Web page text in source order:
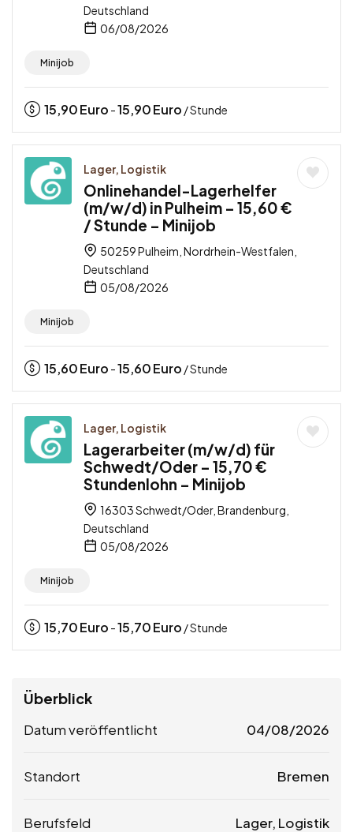
Deutschland
06/08/2026
Minijob
15,90Euro -15,90Euro / Stunde
Lager, Logistik
Onlinehandel-Lagerhelfer
(m/w/d) in Pulheim – 15,60 €
/ Stunde – Minijob
50259 Pulheim, Nordrhein-Westfalen,
Deutschland
05/08/2026
Minijob
15,60Euro -15,60Euro / Stunde
Lager, Logistik
Lagerarbeiter (m/w/d) für
Schwedt/Oder – 15,70 €
Stundenlohn – Minijob
16303 Schwedt/Oder, Brandenburg,
Deutschland
05/08/2026
Minijob
15,70Euro -15,70Euro / Stunde
Überblick
Datum veröffentlicht 04/08/2026
Standort Bremen
Berufsfeld Lager, Logistik